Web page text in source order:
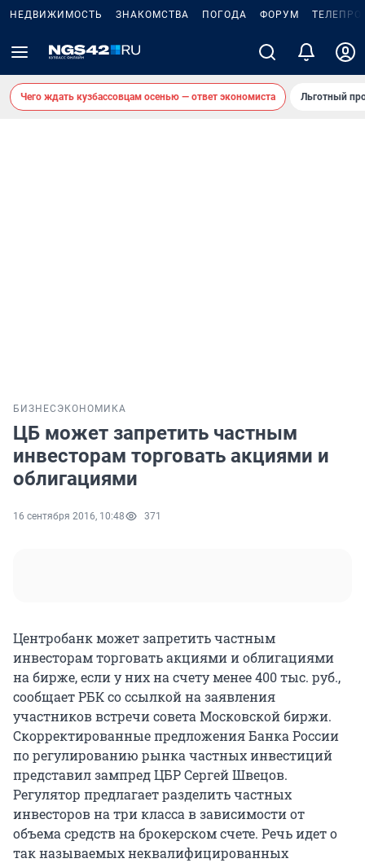
НЕДВИЖИМОСТЬ ЗНАКОМСТВА ПОГОДА ФОРУМ
Чего ждать кузбассовцам осенью — ответ экономиста Льготный
БИЗНЕС ЭКОНОМИКА
ЦБ может запретить частным
инвесторам торговать акциями и
облигациями
16 сентября 2016, 10:48 371
Центробанк может запретить частным
инвесторам торговать акциями и облигациями
на бирже, если у них на счету менее 400 тыс. руб.,
сообщает РБК со ссылкой на заявления
участников встречи совета Московской биржи.
Скорректированные предложения Банка России
по регулированию рынка частных инвестиций
представил зампред ЦБР Сергей Швецов.
Регулятор предлагает разделить частных
инвесторов на три класса в зависимости от
объема средств на брокерском счете. Речь идет о
так называемых неквалифицированных